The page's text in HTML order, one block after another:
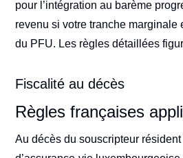
pour l’intégration au barème
revenu si votre tranche marginale
du PFU. Les règles détaillées
Fiscalité au décès
Règles françaises
Au décès du souscripteur